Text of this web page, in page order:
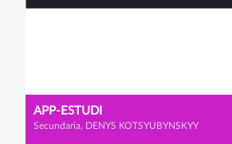
APP-ESTUDI
Secundaria, DENYS KOTSYUBYNSKYY